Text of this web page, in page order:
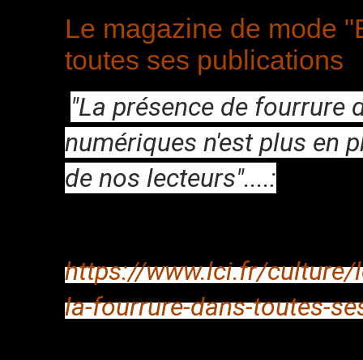
Le magazine de mode
toutes ses publications
"La présence de fourrure
numériques n'est plus en
de nos lecteurs"....:
https://www.lci.fr/culture/
la-fourrure-dans-toutes-